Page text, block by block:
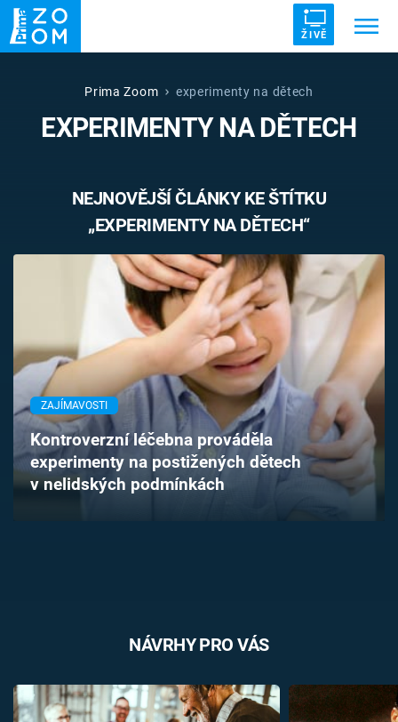
ŽIVĚ
ZRÁDCI DRUHÁ SVĚTOVÁ VÁLKA
ZÁHADY VETŘELCI DÁVNOVĚKU
Témata
TV Program
Časopis
Sledujte prima+
Prima Zoom experimenty na dětech
EXPERIMENTY NA DĚTECH
NEJNOVĚJŠÍ ČLÁNKY KE ŠTÍTKU
„EXPERIMENTY NA DĚTECH“
ZAJÍMAVOSTI
Kontroverzní léčebna prováděla
experimenty na postižených dětech
v nelidských podmínkách
NÁVRHY PRO VÁS